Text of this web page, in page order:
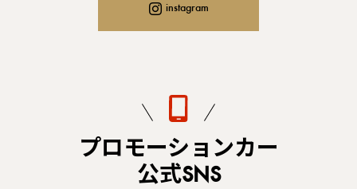
instagram
プロモーションカー
公式SNS